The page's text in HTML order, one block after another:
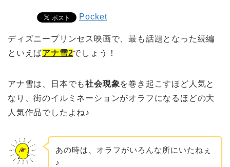
Pocket
ディズニープリンセス映画で、最も話題となった続編
といえばアナ雪2でしょう！
アナ雪は、日本でも社会現象を巻き起こすほど人気と
なり、街のイルミネーションがオラフになるほどの大
人気作品でしたよね♪
あの時は、オラフがいろんな所にいたねぇ
♪